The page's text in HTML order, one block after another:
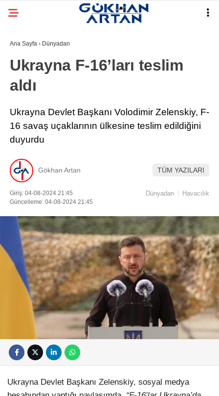
Ana Sayfa › Dünyadan
Ukrayna F-16’ları teslim
aldı
Ukrayna Devlet Başkanı Volodimir Zelenskiy, F-
16 savaş uçaklarının ülkesine teslim edildiğini
duyurdu
Gökhan Artan TÜM YAZILARI
Giriş: 04-08-2024 21:45
Güncelleme: 04-08-2024 21:45
Dünyadan Havacılık
Ukrayna Devlet Başkanı Zelenskiy, sosyal medya